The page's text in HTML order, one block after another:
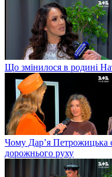
Що змінилося в родині
Чому Дар’я Петрожицька
дорожнього руху